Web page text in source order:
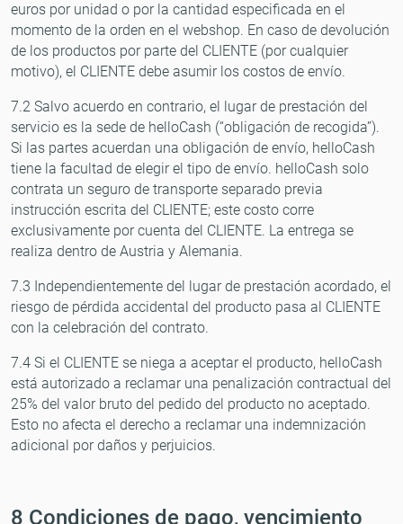
euros por unidad o por la cantidad especificada en el
momento de la orden en el webshop. En caso de devolución
de los productos por parte del CLIENTE (por cualquier
motivo), el CLIENTE debe asumir los costos de envío.
7.2 Salvo acuerdo en contrario, el lugar de prestación del
servicio es la sede de helloCash (“obligación de recogida”).
Si las partes acuerdan una obligación de envío, helloCash
tiene la facultad de elegir el tipo de envío. helloCash solo
contrata un seguro de transporte separado previa
instrucción escrita del CLIENTE; este costo corre
exclusivamente por cuenta del CLIENTE. La entrega se
realiza dentro de Austria y Alemania.
7.3 Independientemente del lugar de prestación acordado, el
riesgo de pérdida accidental del producto pasa al CLIENTE
con la celebración del contrato.
7.4 Si el CLIENTE se niega a aceptar el producto, helloCash
está autorizado a reclamar una penalización contractual del
25% del valor bruto del pedido del producto no aceptado.
Esto no afecta el derecho a reclamar una indemnización
adicional por daños y perjuicios.
8 Condiciones de pago, vencimiento